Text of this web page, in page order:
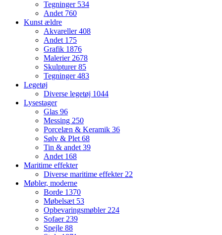
Tegninger 534
Andet 760
Kunst ældre
Akvareller408
Andet 175
Grafik 1876
Malerier 2678
Skulpturer85
Tegninger483
Legetøj
Diverse legetøj 1044
Lysestager
Glas 96
Messing 250
Porcelæn & Keramik 36
Sølv & Plet 68
Tin & andet 39
Andet 168
Maritime effekter
Diverse maritime effekter 22
Møbler, moderne
Borde 1370
Møbelsæt 53
Opbevaringsmøbler 224
Sofaer 239
Spejle 88